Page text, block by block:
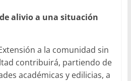
alivio a una situación
a la comunidad sin
contribuirá, partiendo de
académicas y edilicias, a